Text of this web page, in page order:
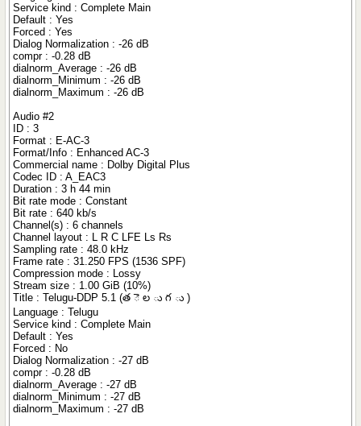
Service kind : Complete Main
Default : Yes
Forced : Yes
Dialog Normalization : -26 dB
compr : -0.28 dB
dialnorm_Average : -26 dB
dialnorm_Minimum : -26 dB
dialnorm_Maximum : -26 dB
Audio #2
ID : 3
Format : E-AC-3
Format/Info : Enhanced AC-3
Commercial name : Dolby Digital Plus
Codec ID : A_EAC3
Duration : 3 h 44 min
Bit rate mode : Constant
Bit rate : 640 kb/s
Channel(s) : 6 channels
Channel layout : L R C LFE Ls Rs
Sampling rate : 48.0 kHz
Frame rate : 31.250 FPS (1536 SPF)
Compression mode : Lossy
Stream size : 1.00 GiB (10%)
Title : Telugu-DDP 5.1 (త ె ల ు గ ు )
Language : Telugu
Service kind : Complete Main
Default : Yes
Forced : No
Dialog Normalization : -27 dB
compr : -0.28 dB
dialnorm_Average : -27 dB
dialnorm_Minimum : -27 dB
dialnorm_Maximum : -27 dB